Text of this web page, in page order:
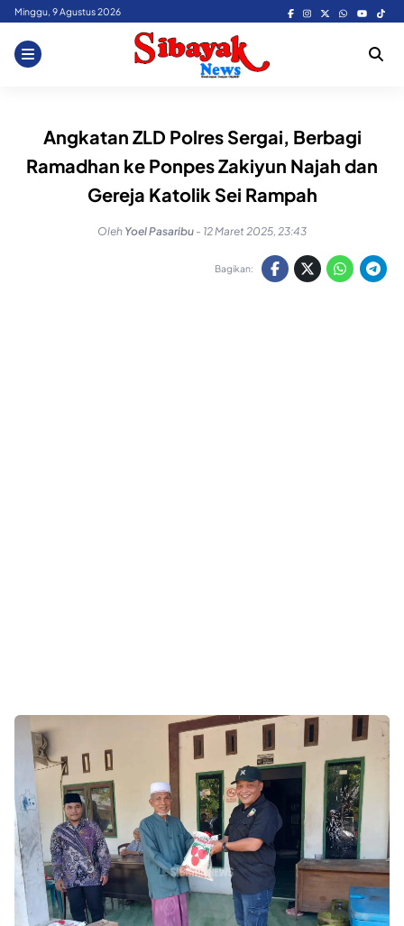
Skip
content
Minggu, 9 Agustus 2026
Angkatan ZLD Polres Sergai, Berbagi
Ramadhan ke Ponpes Zakiyun Najah dan
Gereja Katolik Sei Rampah
Oleh Yoel Pasaribu - 12 Maret 2025, 23:43
Bagikan: